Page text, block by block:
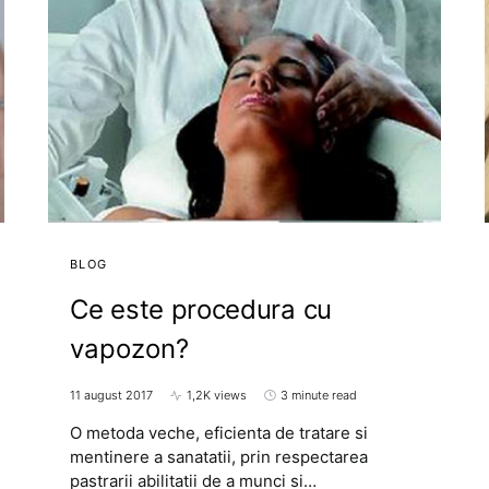
BLOG
Ce este procedura cu
vapozon?
11 august 2017 1,2K views 3 minute read
O metoda veche, eficienta de tratare si
mentinere a sanatatii, prin respectarea
pastrarii abilitatii de a munci si…